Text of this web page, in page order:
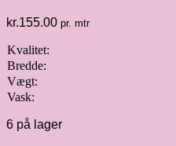
kr.155.00 pr. mtr
Kvalitet:
Bredde:
Vægt:
Vask:
6 på lager